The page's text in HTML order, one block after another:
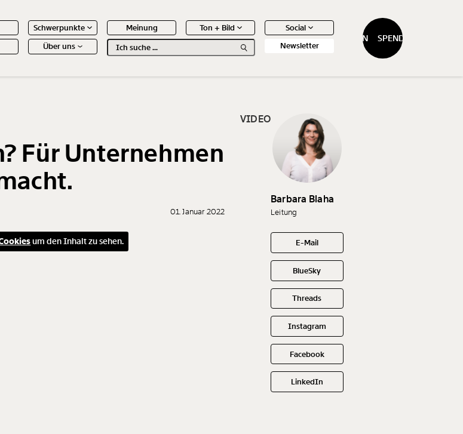
Schwerpunkte Meinung Ton + Bild
Social
Über uns Newsletter
SPENDEN SPENDEN
Artikel
Für Unternehmen
01. Januar 2022
um den Inhalt zu sehen.
VIDEO
Barbara Blaha
Leitung
E-Mail
BlueSky
Threads
Instagram
Facebook
LinkedIn